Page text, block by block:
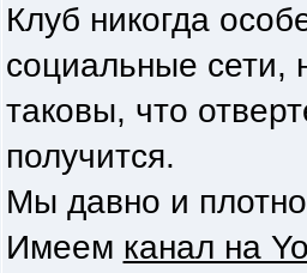
Клуб никогда
социальные сети,
таковы, что
получится.
Мы давно и
Имеем канал на